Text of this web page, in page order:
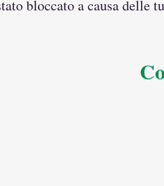
bloccato a causa